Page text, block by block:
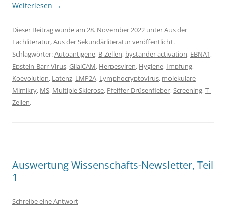
Weiterlesen →
Dieser Beitrag wurde am 28. November 2022 unterAus der
Fachliteratur,Aus der Sekundärliteraturveröffentlicht.
Schlagwörter:Autoantigene, B-Zellen, bystander activation, EBNA1,
Epstein-Barr-Virus,GlialCAM, Herpesviren, Hygiene, Impfung,
Koevolution, Latenz, LMP2A, Lymphocryptovirus, molekulare
Mimikry, MS, Multiple Sklerose, Pfeiffer-Drüsenfieber,Screening,T-
Zellen.
Auswertung Wissenschafts-Newsletter, Teil
1
Schreibe eine Antwort